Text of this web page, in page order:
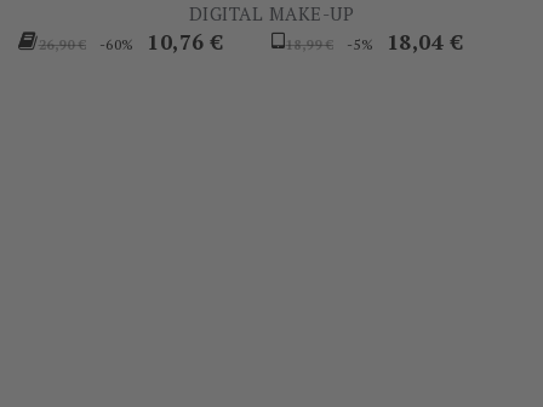
DIGITAL MAKE-UP
Prezzo
26,90 € -60% Prezzo
10,76 €
Prezzo
18,99 € -5% Prezzo
18,04 €